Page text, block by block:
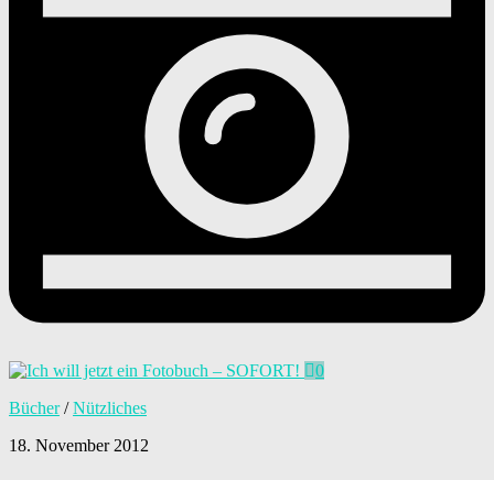
0
Bücher/Nützliches
18. November 2012